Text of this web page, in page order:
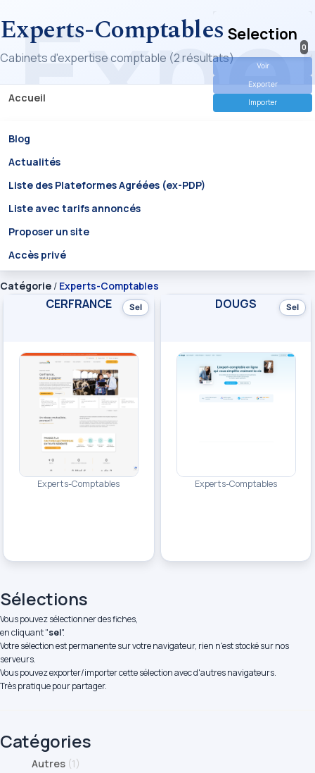
Experts-Comptables
Cabinets d'expertise comptable (2 résultats)
Accueil
Blog
Actualités
Liste des Plateformes Agréées (ex-PDP)
Liste avec tarifs annoncés
Proposer un site
Accès privé
Selection
0
Voir
Exporter
Importer
Catégorie / Experts-Comptables
Sel
CERFRANCE
Experts-Comptables
Sel
DOUGS
Experts-Comptables
Sélections
Vous pouvez sélectionner des fiches,
en cliquant "sel".
Votre sélection est permanente sur votre navigateur, rien n'est stocké sur nos
serveurs.
Vous pouvez exporter/importer cette sélection avec d'autres navigateurs.
Très pratique pour partager.
Catégories
Autres (1)